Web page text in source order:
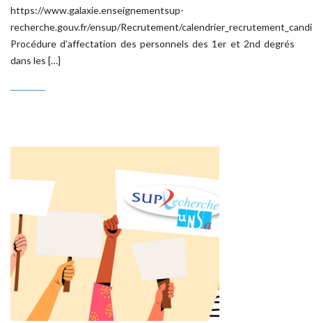
https://www.galaxie.enseignementsup-
recherche.gouv.fr/ensup/Recrutement/
Procédure d’affectation des personnels des 1er et 2nd degrés
dans les […]